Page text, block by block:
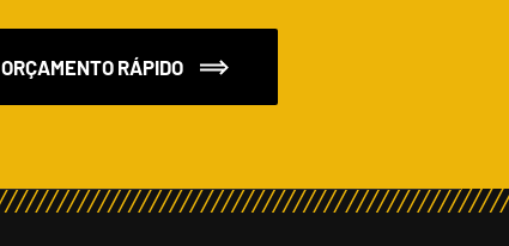
ORÇAMENTO RÁPIDO